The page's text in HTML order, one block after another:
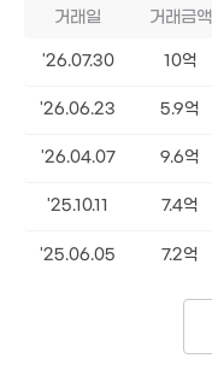
거래일 거래금액
'26.07.30 10억
'26.06.23 5.9억
'26.04.07 9.6억
'25.10.11 7.4억
'25.06.05 7.2억